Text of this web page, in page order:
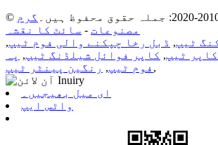
گرم
مصنوعات - سائٹ کا نقشہ
ٹیپ, ڈبل رخا چپکنے والی فوم ٹیپ,
ٹیپ, کاپر فوائل شیلڈنگ ٹیپ, پہ
فوم ٹیپ, رنگین پینٹر ٹیپ ,
ای میل بھیجیں۔
واٹس ایپ